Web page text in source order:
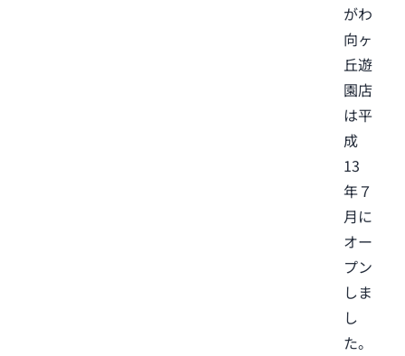
がわ
向ヶ
丘遊
園店
は平
成
13
年７
月に
オー
プン
しま
し
た。